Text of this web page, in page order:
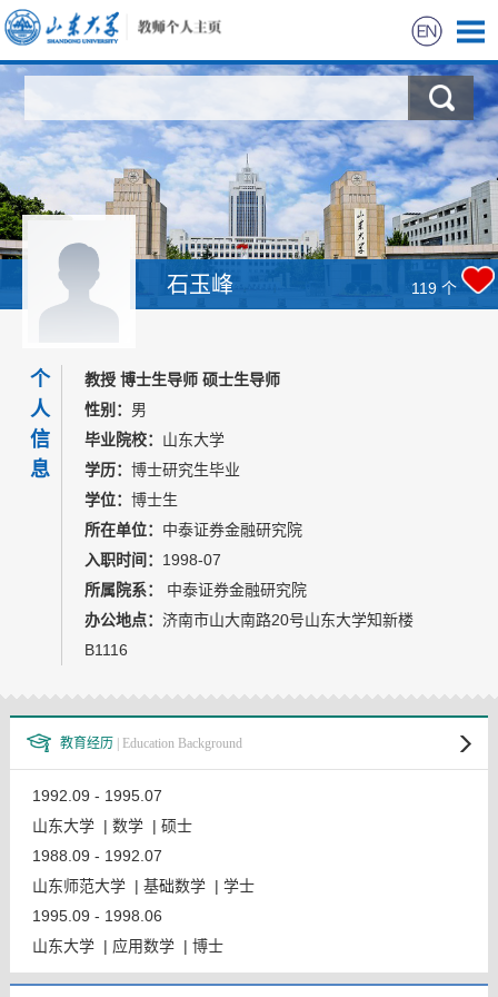
科学研究
教学研究
获奖信息
学生信息
我的相册
教师博客
石玉峰 119 个
个
人
信
息
教授 博士生导师 硕士生导师
性别： 男
毕业院校： 山东大学
学历： 博士研究生毕业
学位： 博士生
所在单位： 中泰证券金融研究院
入职时间： 1998-07
所属院系：
中泰证券金融研究院
办公地点： 济南市山大南路20号山东大学知新楼
B1116
教育经历 | Education Background
1992.09 - 1995.07
山东大学 | 数学 | 硕士
1988.09 - 1992.07
山东师范大学 | 基础数学 | 学士
1995.09 - 1998.06
山东大学 | 应用数学 | 博士